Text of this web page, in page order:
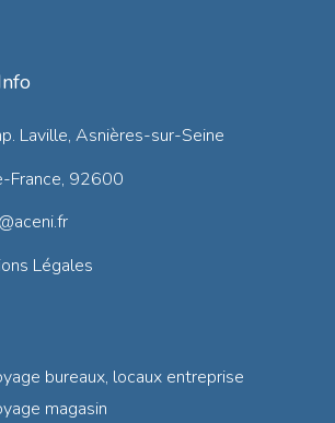
Laville, Asnières-sur-Seine
France, 92600
Légales
bureaux, locaux entreprise
magasin